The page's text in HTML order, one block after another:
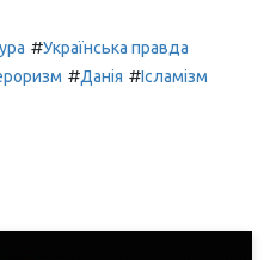
#Українська правда
#Данія #Ісламізм